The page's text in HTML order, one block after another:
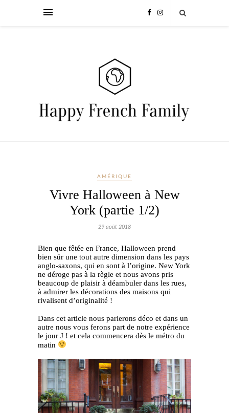
AMÉRIQUE
Vivre Halloween à New
York (partie 1/2)
29 août 2018
Bien que fêtée en France, Halloween prend
bien sûr une tout autre dimension dans les pays
anglo-saxons, qui en sont à l’origine. New York
ne déroge pas à la règle et nous avons pris
beaucoup de plaisir à déambuler dans les rues,
à admirer les décorations des maisons qui
rivalisent d’originalité !
Dans cet article nous parlerons déco et dans un
autre nous vous ferons part de notre expérience
le jour J ! et cela commencera dès le métro du
matin